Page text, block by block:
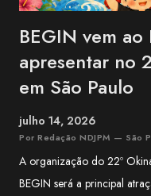
BEGIN vem ao
apresentar no
em São Paulo
julho 14, 2026
Por Redação NDJPM — São
A organização do 22º
BEGIN será a principal